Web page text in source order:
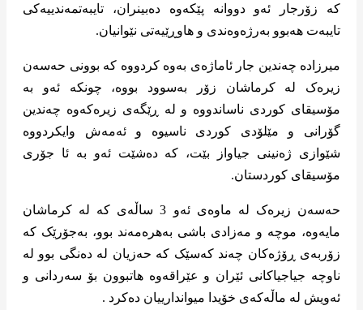
کە زۆرجار ئەو دووانە پێکەوە دەبینران، تایبەتمەندییەکی
تایبەت هەبوو بەرژەوەندی و هاوڕێیەتی نێوانیان.
میرزادە چەندین جار ئاماژەی بەوە کردووە کە بوونی حەسەن
زیرەک لە کرماشان زۆر بەسوود بووە، چونکە ئەو بە
مۆسیقای کوردی ناساندووە و لە ڕێگەی زیرەکەوە چەندین
گۆرانی و مێلۆدی کوردی ناسیوە و ئەمەش وایکردووە
شێوازی ژەنینی جیاواز بێت، کە دەشێت ئەو بە ئا جۆری
مۆسیقای کوردستان.
حەسەن زیرەک لە ماوەی ئەو 3 ساڵەی کە لە کرماشان
مایەوە، موچە و مەزادی باشی بەهرەمەند بوو، بەجۆرێک کە
زۆربەی ڕۆژەکان چەند کەسێک کە حەزیان لە دەنگی بوو لە
ناوچە جیاجیاکانی ئێران و عێراقەوە هاتبوون بۆ سەردانی و
ئەویش لە ماڵەکەی خۆیدا میواندارییان دەکرد .